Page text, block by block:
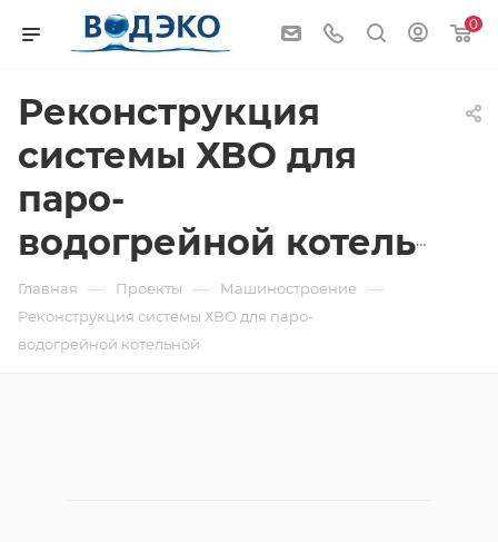
0
Реконструкция
системы ХВО для
паро-
водогрейной котельной
Главная — Проекты — Машиностроение —
Реконструкция системы ХВО для паро-
водогрейной котельной